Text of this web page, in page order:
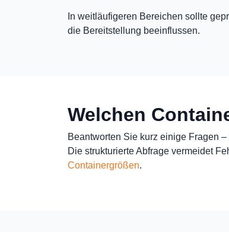
In weitläufigeren Bereichen sollte
die Bereitstellung beeinflussen.
Welchen
Beantworten Sie kurz einige Fragen
Die strukturierte Abfrage vermeidet
Containergrößen.